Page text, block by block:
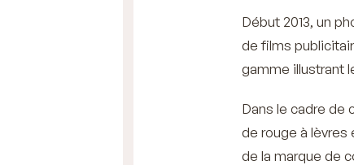
Début 2013, un
de films
gamme illustrant
Dans le cadre de
de rouge à lèvres
de la marque de